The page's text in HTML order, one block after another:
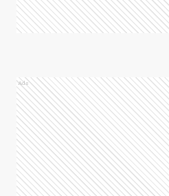
Ads